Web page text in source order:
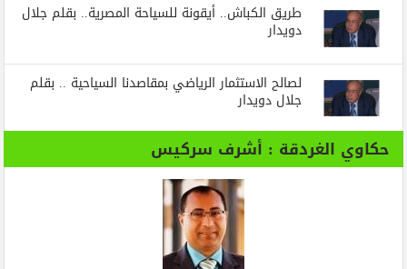
طريق الكباش.. أيقونة للسياحة المصرية.. بقلم جلال
دويدار
لصالح الاستثمار الرياضي بمقاصدنا السياحية .. بقلم
جلال دويدار
حكاوي الغردقة : أشرف سركيس